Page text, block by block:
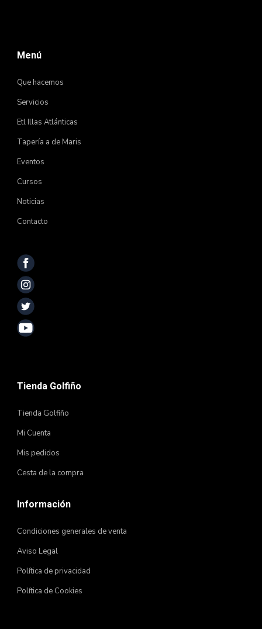
Menú
Que hacemos
Servicios
Etl Illas Atlánticas
Tapería a de Maris
Eventos
Cursos
Noticias
Contacto
Tienda Golfiño
Tienda Golfiño
Mi Cuenta
Mis pedidos
Cesta de la compra
Información
Condiciones generales de venta
Aviso Legal
Política de privacidad
Política de Cookies